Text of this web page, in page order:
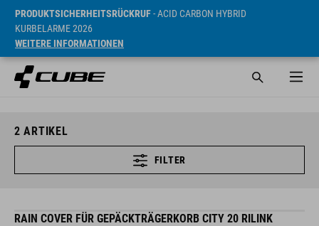
PRODUKTSICHERHEITSRÜCKRUF- ACID CARBON HYBRID
KURBELARME 2026
WEITERE INFORMATIONEN
2 ARTIKEL
FILTER
RAIN COVER FÜR GEPÄCKTRÄGERKORB CITY 20 RILINK